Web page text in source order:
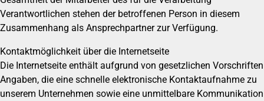
Verantwortlichen stehen der betroffenen Person in diesem
Zusammenhang als Ansprechpartner zur Verfügung.
Kontaktmöglichkeit über die Internetseite
Die Internetseite enthält aufgrund von gesetzlichen Vorschriften
Angaben, die eine schnelle elektronische Kontaktaufnahme zu
unserem Unternehmen sowie eine unmittelbare Kommunikation